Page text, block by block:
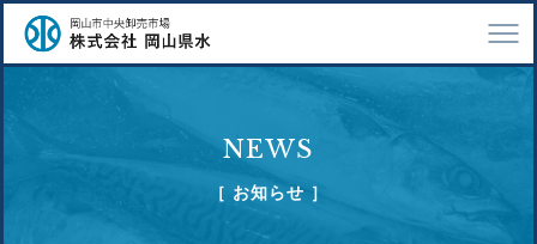
NEWS
［ お知らせ ］